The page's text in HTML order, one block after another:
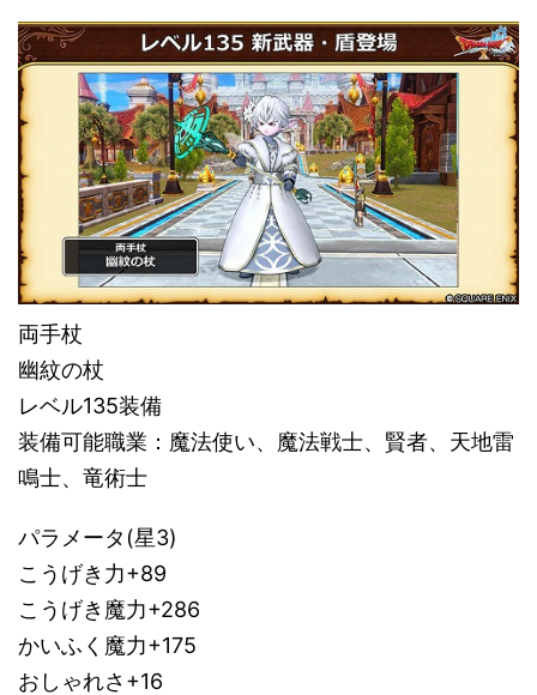
両手杖
幽紋の杖
レベル135装備
装備可能職業：魔法使い、魔法戦士、賢者、天地雷
鳴士、竜術士
パラメータ(星3)
こうげき力+89
こうげき魔力+286
かいふく魔力+175
おしゃれさ+16